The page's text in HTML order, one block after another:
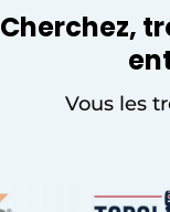
Cherchez,
Vous les